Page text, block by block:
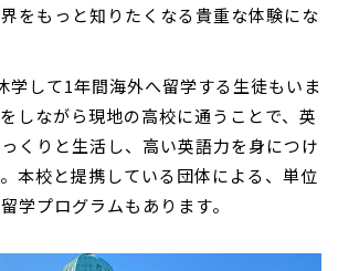
をもっと知りたくなる貴重な体験にな
学して1年間海外へ留学する生徒もいま
しながら現地の高校に通うことで、英
くりと生活し、高い英語力を身につけ
本校と提携している団体による、単位
学プログラムもあります。